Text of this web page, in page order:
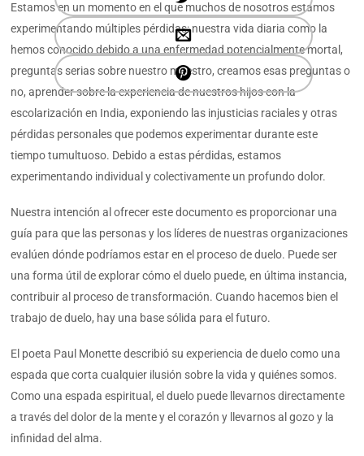
Estamos en un momento en el que muchos de nosotros estamos
experimentando múltiples pérdidas: nuestra vida diaria como la
hemos conocido debido a una enfermedad potencialmente mortal,
preguntas serias sobre nuestro maestro, creamos esas preguntas o
no, aprender sobre la experiencia de nuestros hijos con la
escolarización en India, exponiendo las injusticias raciales y otras
pérdidas personales que podemos experimentar durante este
tiempo tumultuoso. Debido a estas pérdidas, estamos
experimentando individual y colectivamente un profundo dolor.
Nuestra intención al ofrecer este documento es proporcionar una
guía para que las personas y los líderes de nuestras organizaciones
evalúen dónde podríamos estar en el proceso de duelo. Puede ser
una forma útil de explorar cómo el duelo puede, en última instancia,
contribuir al proceso de transformación. Cuando hacemos bien el
trabajo de duelo, hay una base sólida para el futuro.
El poeta Paul Monette describió su experiencia de duelo como una
espada que corta cualquier ilusión sobre la vida y quiénes somos.
Como una espada espiritual, el duelo puede llevarnos directamente
a través del dolor de la mente y el corazón y llevarnos al gozo y la
infinidad del alma.